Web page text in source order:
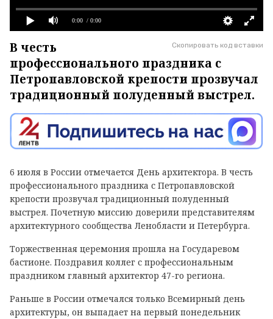
0:00 / 0:00
Скопировать код вставки
В честь
профессионального праздника с
Петропавловской крепости прозвучал
традиционный полуденный выстрел.
6 июля в России отмечается День архитектора. В честь
профессионального праздника с Петропавловской
крепости прозвучал традиционный полуденный
выстрел. Почетную миссию доверили представителям
архитектурного сообщества Ленобласти и Петербурга.
Торжественная церемония прошла на Государевом
бастионе. Поздравил коллег с профессиональным
праздником главный архитектор 47-го региона.
Раньше в России отмечался только Всемирный день
архитектуры, он выпадает на первый понедельник